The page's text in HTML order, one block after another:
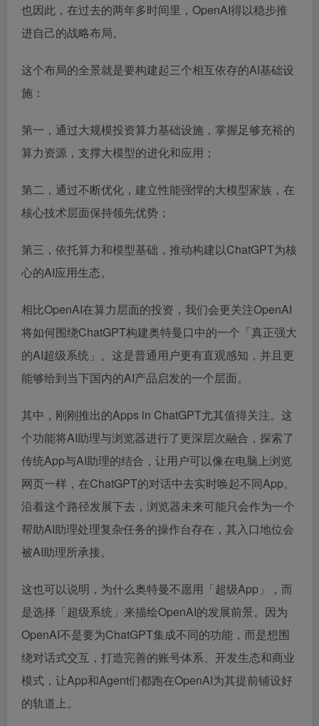
也因此，在过去的两年多时间里，OpenAI得以稳步推
进自己的战略布局。
这个布局的全景就是要构建起三个相互依存的AI基础设
施：
第一，通过大规模投资算力基础设施，掌握足够充裕的
算力资源，支撑大模型的进化和应用；
第二，通过不断优化，建立性能强悍的大模型家族，在
核心技术层面保持领先优势；
第三，依托算力和模型基础，推动构建以ChatGPT为核
心的AI应用生态。
相比OpenAI在算力层面的投资，我们会更关注OpenAI
将如何围绕ChatGPT构建奥特曼口中的一个「真正强大
的AI超级系统」。这是普通用户更有直观感知，并且更
能够给到当下国内的AI产品启发的一个层面。
其中，刚刚推出的Apps in ChatGPT尤其值得关注。这
个功能将AI助理与浏览器进行了更深层次融合，探索了
传统App与AI助理的结合，让用户可以像在电脑上浏览
网页一样，在ChatGPT的对话中去实时唤起不同App。
沿着这个路径发展下去，浏览器未来可能只会作为一个
帮助AI助理处理复杂任务的操作台存在，其入口地位会
被AI助理所承接。
这也可以说明，为什么奥特曼不愿用「超级App」，而
是选择「超级系统」来描绘OpenAI的发展前景。因为
OpenAI不是要为ChatGPT集成不同的功能，而是想围
绕对话式交互，打造完善的账号体系、开发生态和商业
模式，让App和Agent们都跑在OpenAI为其提前铺设好
的轨道上。